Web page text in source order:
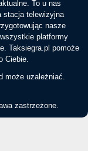
To u nas
stacja telewizyjna
nasze
platformy
Taksiegra.pl pomoże
Ciebie.
może uzależniać.
zastrzeżone.